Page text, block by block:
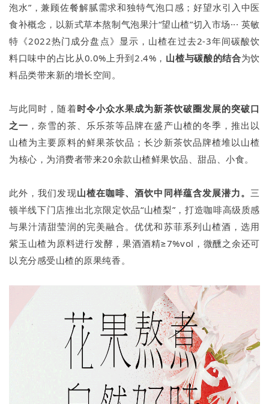
泡水”，兼顾佐餐解腻需求和独特气泡口感；好望水引入中医
食补概念，以新式草本熬制气泡果汁“望山楂”切入市场··· 英敏
特《2022热门成分盘点》显示，山楂在过去2-3年间碳酸饮
料口味中的占比从0.0%上升到2.4%， 山楂与碳酸的结合为饮
料品类带来新的增长空间。
与此同时，随着时令小众水果成为新茶饮破圈发展的突破口
之一 ，奈雪的茶、乐乐茶等品牌在盛产山楂的冬季，推出以
山楂为主要原料的鲜果茶饮品；长沙新茶饮品牌楂堆以山楂
为核心，为消费者带来20余款山楂鲜果饮品、甜品、小食。
此外，我们发现山楂在咖啡、酒饮中同样蕴含发展潜力。 三
顿半线下门店推出北京限定饮品“山楂梨”，打造咖啡高级质感
与果汁清甜莹润的完美融合。优优和苏菲系列山楂酒，选用
紫玉山楂为原料进行发酵，果酒酒精≥7%vol，微醺之余还可
以充分感受山楂的原果纯香。